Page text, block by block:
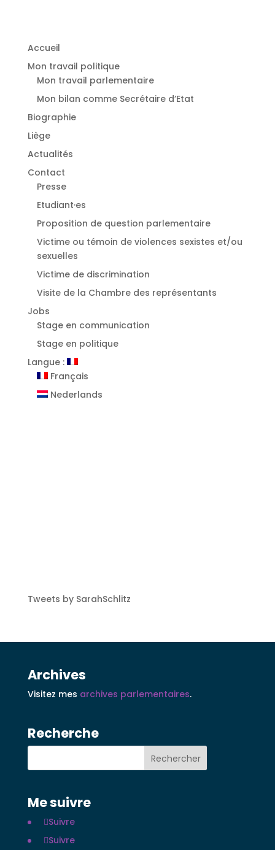
Accueil
Mon travail politique
Mon travail parlementaire
Mon bilan comme Secrétaire d’Etat
Biographie
Liège
Actualités
Contact
Presse
Etudiant·es
⁠Proposition de question parlementaire
Victime ou témoin de violences sexistes et/ou
sexuelles
⁠Victime de discrimination
Visite de la Chambre des représentants
Jobs
Stage en communication
Stage en politique
Langue :
Français
Nederlands
Tweets by SarahSchlitz
Archives
Visitez mes archives parlementaires.
Recherche
Me suivre
Suivre
Suivre